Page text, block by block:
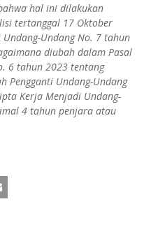
hal ini dilakukan
tertanggal 17 Oktober
Undang No. 7 tahun
diubah dalam Pasal
6 tahun 2023 tentang
Pengganti Undang-Undang
Kerja Menjadi Undang-
4 tahun penjara atau